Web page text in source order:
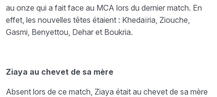
au onze qui a fait face au MCA lors du dernier match. En
effet, les nouvelles têtes étaient : Khedaïria, Ziouche,
Gasmi, Benyettou, Dehar et Boukria.
Ziaya au chevet de sa mère
Absent lors de ce match, Ziaya était au chevet de sa mère